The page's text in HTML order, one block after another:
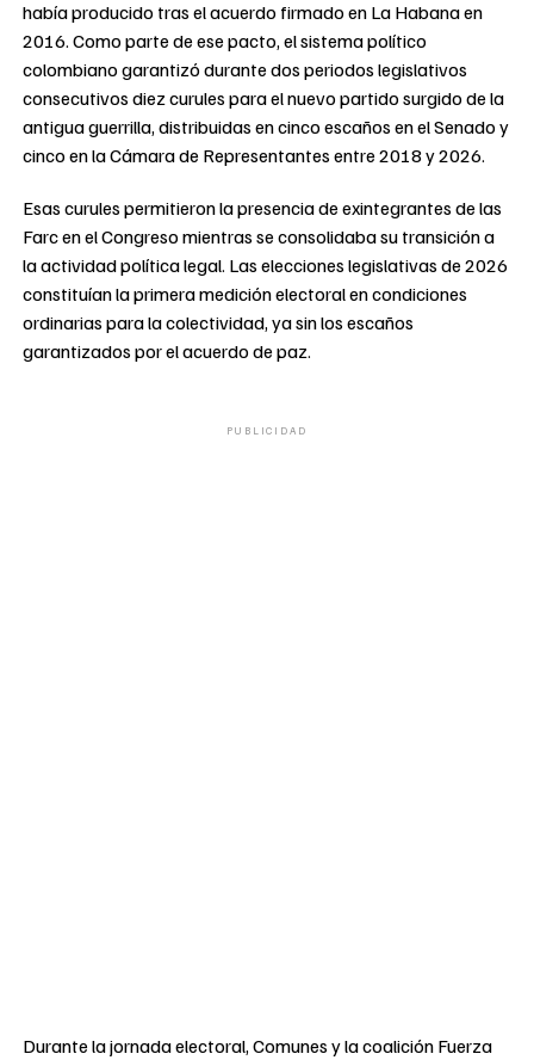
había producido tras el acuerdo firmado en La Habana en
2016. Como parte de ese pacto, el sistema político
colombiano garantizó durante dos periodos legislativos
consecutivos diez curules para el nuevo partido surgido de la
antigua guerrilla, distribuidas en cinco escaños en el Senado y
cinco en la Cámara de Representantes entre 2018 y 2026.
Esas curules permitieron la presencia de exintegrantes de las
Farc en el Congreso mientras se consolidaba su transición a
la actividad política legal. Las elecciones legislativas de 2026
constituían la primera medición electoral en condiciones
ordinarias para la colectividad, ya sin los escaños
garantizados por el acuerdo de paz.
PUBLICIDAD
Durante la jornada electoral, Comunes y la coalición Fuerza